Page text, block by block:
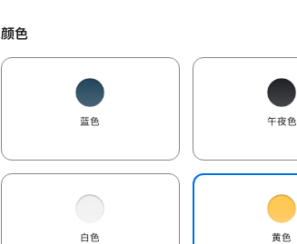
颜色
蓝色 午夜色
白色 黄色